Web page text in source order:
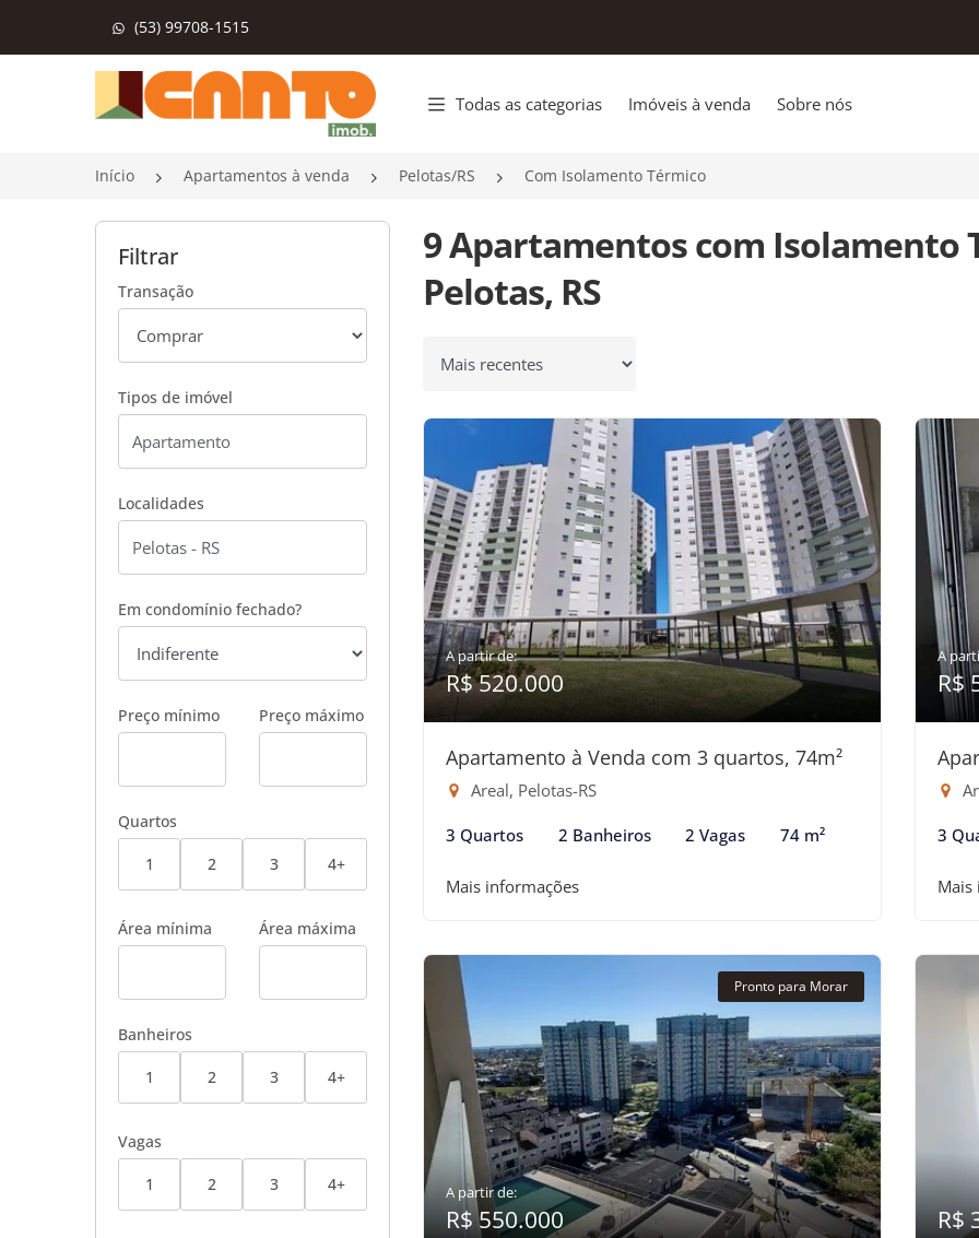
(53) 99708-1515
Página inicial
Todas as categorias Imóveis à venda Sobre nós
Início Apartamentos à venda Pelotas/RS Com Isolamento Térmico
Filtrar
Transação
Tipos de imóvel
Localidades
Em condomínio fechado?
Preço mínimo Preço máximo
Quartos
1 2 3 4+
Área mínima Área máxima
Banheiros
1 2 3 4+
Vagas
1 2 3 4+
9 Apartamentos com Isolamento
Pelotas, RS
Ordenar por
A partir de:
R$ 520.000
Apartamento à Venda com 3 quartos, 74m²
Areal, Pelotas-RS
3 Quartos 2 Banheiros 2 Vagas 74 m²
Mais informações
A
R$
3
Mais
Pronto para Morar
A partir de:
R$ 550.000 R$